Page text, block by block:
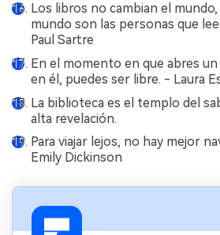
Los libros no cambian el mundo,
mundo son las personas que
Paul Sartre
En el momento en que abres
en él, puedes ser libre. - Laura
La biblioteca es el templo del
alta revelación.
Para viajar lejos, no hay mejor
Emily Dickinson